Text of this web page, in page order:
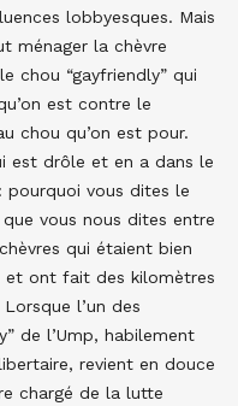
lobbyesques. Mais
ménager la chèvre
chou “gayfriendly” qui
est contre le
chou qu’on est pour.
est drôle et en a dans le
pourquoi vous dites le
vous nous dites entre
qui étaient bien
et ont fait des kilomètres
l’un des
de l’Ump, habilement
revient en douce
chargé de la lutte